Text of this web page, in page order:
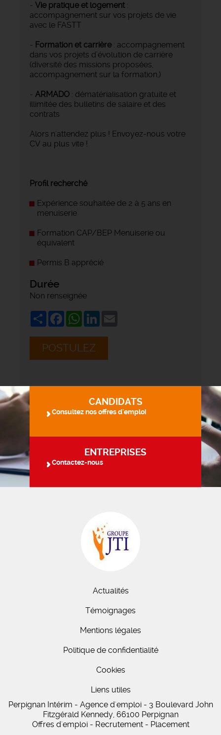
- Vie pratique et logement:
accompagnement sur vos projets de vie
avec le FASTT
- Formation et carrière: accompagnement
dans vos projets d’évolution de carrière
(diversité des missions proposées,
accompagnement sur la formation,)
- ARMADO : dématérialisation gratuite et
illimitée des bulletins de salaire et des
contrats
Alors n'attendez plus ! Envoyez-nous votre
CV au plus vite !
Profil recherché
Expérience souhaitée de 2 à 5 ans en
menuiserie
Formation CAP/BEP Menuiserie ou
équivalent
Permis B apprécié
Durée
Non renseignée
ShareFacebookWhatsApp
LinkedIn
POSTULEZ
CANDIDATS
Consultez nos offres d'emploi
ENTREPRISES
Contactez-nous
Actualités
Témoignages
Mentions légales
Politique de confidentialité
Cookies
Liens utiles
Perpignan Intérim - Agence d'emploi - 3 Boulevard John
Fitzgérald Kennedy, 66100 Perpignan
Offres d'emploi - Recrutement - Placement